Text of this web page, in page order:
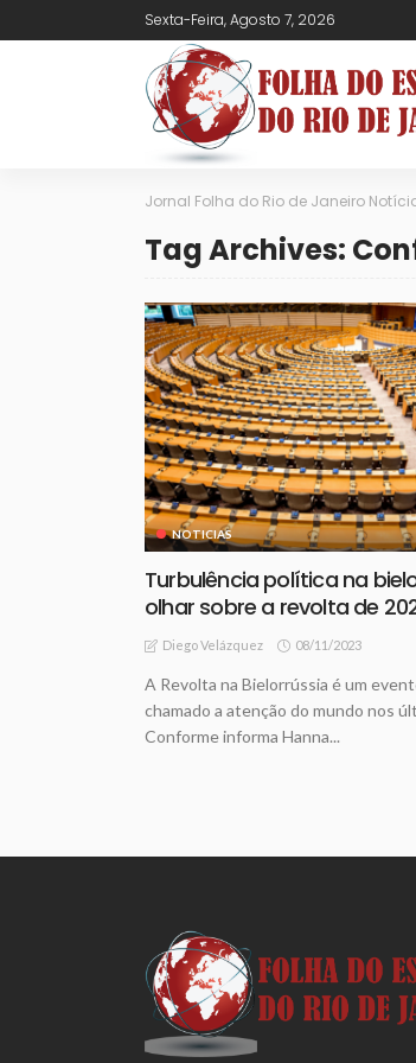
Sexta-Feira, Agosto 7, 2026
Jornal Folha do Rio de Janeiro
Tag Archives:
NOTICIAS
Turbulência política na
olhar sobre a revolta de
Diego Velázquez 08/11/2023
A Revolta na Bielorrússia é um
chamado a atenção do mundo nos
Conforme informa Hanna...